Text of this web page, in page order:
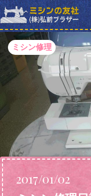
ミシン修理
2017/01/02